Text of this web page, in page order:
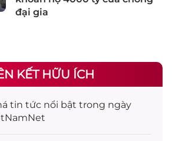
đại gia
KẾT HỮU ÍCH
tin tức nổi bật trong ngày